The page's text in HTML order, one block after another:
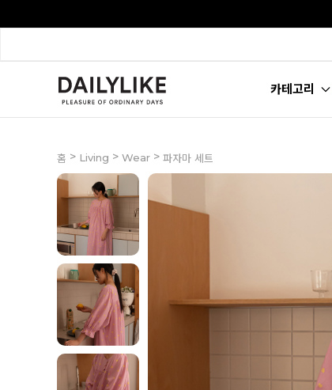
카테고리
홈 > Living > Wear > 파자마 세트